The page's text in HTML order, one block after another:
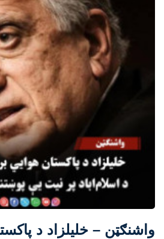
واشنګټن – خلیلزاد د